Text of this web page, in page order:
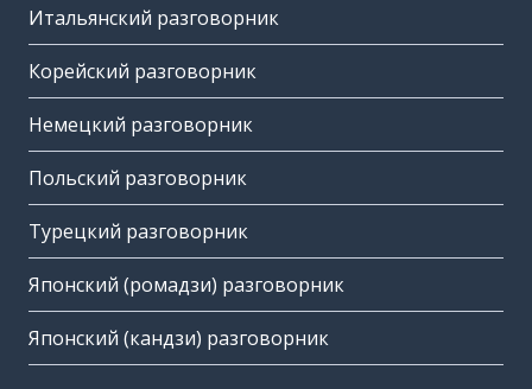
Итальянский разговорник
Корейский разговорник
Немецкий разговорник
Польский разговорник
Турецкий разговорник
Японский (ромадзи) разговорник
Японский (кандзи) разговорник